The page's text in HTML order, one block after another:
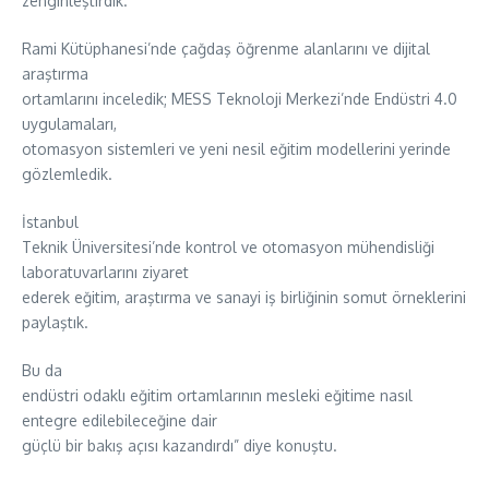
Rami Kütüphanesi’nde çağdaş öğrenme alanlarını ve dijital
araştırma
ortamlarını inceledik; MESS Teknoloji Merkezi’nde Endüstri 4.0
uygulamaları,
otomasyon sistemleri ve yeni nesil eğitim modellerini yerinde
gözlemledik.
İstanbul
Teknik Üniversitesi’nde kontrol ve otomasyon mühendisliği
laboratuvarlarını ziyaret
ederek eğitim, araştırma ve sanayi iş birliğinin somut örneklerini
paylaştık.
Bu da
endüstri odaklı eğitim ortamlarının mesleki eğitime nasıl
entegre edilebileceğine dair
güçlü bir bakış açısı kazandırdı” diye konuştu.